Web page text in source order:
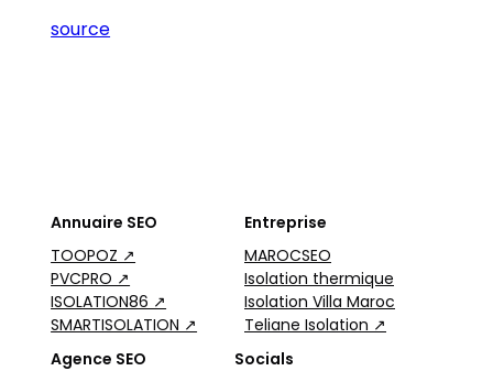
source
Annuaire SEO
TOOPOZ ↗
PVCPRO ↗
ISOLATION86 ↗
SMARTISOLATION ↗
Entreprise
MAROCSEO
Isolation thermique
Isolation Villa Maroc
Teliane Isolation ↗
Agence SEO
Socials